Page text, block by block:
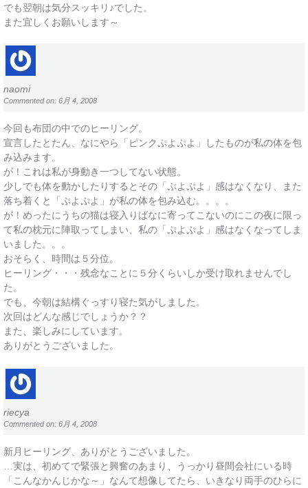
でも翌朝は気分スッキリ♪でした。
また宜しくお願いします～
naomi
Commented on: 6月 4, 2008
今回も布団の中でのヒーリング。
宣言したとたん、なにやら「ピンクぷよぷよ」したものが私の体を包
み込みます。
が！これは私が身動き一つしてない状態。
少しでも体を動かしたりするとその「ぷよぷよ」感はなくなり、また
落ち着くと「ぷよぷよ」が私の体を包み込む。。。。
が！めったにうちの猫は寝入りばなに寄ってこないのにこの夜に限っ
て私の枕元に陣取ってしまい、私の「ぷよぷよ」感はなくなってしま
いました。。。
おそらく、時間は５分位。
ヒーリング・・・残念なことに５分くらいしか受け取れませんでし
た。
でも、今朝は結構ぐっすり寝た気がしました。
次回はどんな感じでしょうか？？
また、楽しみにしています。
ありがとうございました。
riecya
Commented on: 6月 4, 2008
新月ヒーリング、ありがとうございました。
…実は、初めてで緊張と興奮のあまり、うっかり昼間会社にいる時
「こんなかんじかな～」なんて想像してたら、いきなり両手のひらに